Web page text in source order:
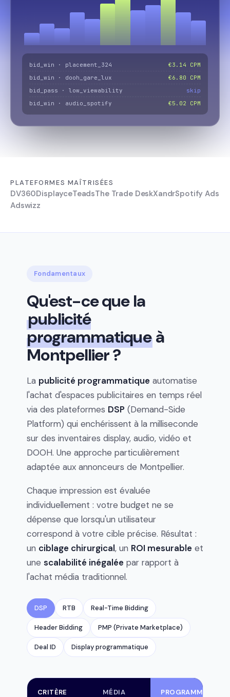
bid_win · placement_324
€3.14 CPM
bid_win · dooh_gare_lux
€6.80 CPM
bid_pass · low_viewability
skip
bid_win · audio_spotify
€5.02 CPM
PLATEFORMES MAÎTRISÉES
DV360DisplayceTeadsThe Trade DeskXandrSpotify Ads
Adswizz
Fondamentaux
Qu'est-ce que la
publicité
programmatiqueà
Montpellier ?
La publicité programmatique automatise
l'achat d'espaces publicitaires en temps réel
via des plateformes DSP (Demand-Side
Platform) qui enchérissent à la milliseconde
sur des inventaires display, audio, vidéo et
DOOH. Une approche particulièrement
adaptée aux annonceurs de Montpellier.
Chaque impression est évaluée
individuellement : votre budget ne se
dépense que lorsqu'un utilisateur
correspond à votre cible précise. Résultat :
un ciblage chirurgical, un ROI mesurable et
une scalabilité inégalée par rapport à
l'achat média traditionnel.
DSP RTB Real-Time Bidding
Header Bidding PMP (Private Marketplace)
Deal ID Display programmatique
CRITÈRE
MÉDIA
PROGRAMMATIQUE